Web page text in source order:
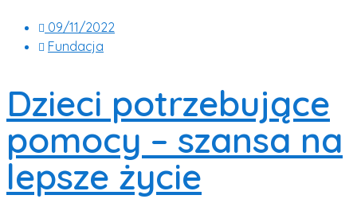
09/11/2022
Fundacja
Dzieci potrzebujące
pomocy – szansa na
lepsze życie